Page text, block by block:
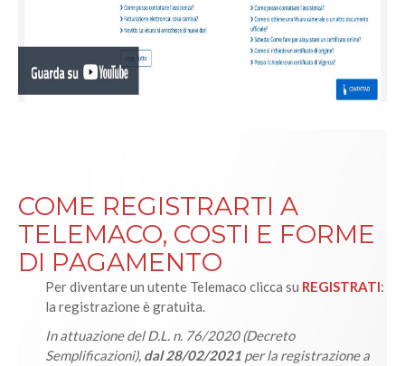
COME REGISTRARTI A
TELEMACO, COSTI E FORME
DI PAGAMENTO
Per diventare un utente Telemaco clicca su REGISTRATI:
la registrazione è gratuita.
In attuazione del D.L. n. 76/2020 (Decreto
Semplificazioni), dal 28/02/2021 per la registrazione a